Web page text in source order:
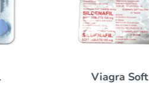
Viagra Soft